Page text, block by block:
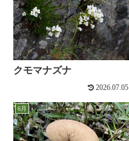
クモマナズナ
2026.07.05
6月